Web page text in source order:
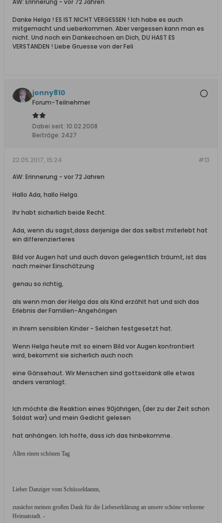
AW: Erinnerung - vor 72 Jahren
Danke Helga ! ES IST NICHT VERGESSEN ! Ich habe es auch
mitgemacht und ueberkommen. Aber vergessen kann man es
nicht. Und noch ein Dankeschoen an Dich, DU HAST ES
VERSTANDEN ! Liebe Gruesse von der Feli
jonny810
Forum-Teilnehmer
Dabei seit: 10.02.2008
Beiträge: 2427
#13
22.05.2017, 15:24
AW: Erinnerung - vor 72 Jahren
Hallo Ada, hallo Helga.
Ihr habt sicherlich beide Recht.
Ada, wenn du sagst,dass derjenige der das selbst miterlebt hat
ein differenzierteres
Bild vor Augen hat und auch davon gelegentlich träumt, ist das
nach meiner Einschätzung
genau so richtig,
als wenn man der Helga das als Kind erzählt hat und sich das
Erlebnis der Familien-Angehörigen
in ihrem sensiblen Kinder - Selchen festgesetzt hat.
Wenn Helga heute mit so einem Bild vor Augen konfrontiert
wird, bekommt sie sicherlich auch noch
eine Gänsehaut. Wir Menschen sind gottseidank alle etwas
anders veranlagt.
Ich möchte die Reaktion eines 90jährigen, (der zu der Zeit schon
Soldat war) und mein Gedicht gelesen
hat anhängen. Ich hoffe, dass ich das hinbekomme.
Allen einen schönen Tag
Lieber Danziger vom Schüsseldamm,
zunächst meinen großen Dank für die Liebeserklärung an unsere schöne verlorene
Heimatstadt. -